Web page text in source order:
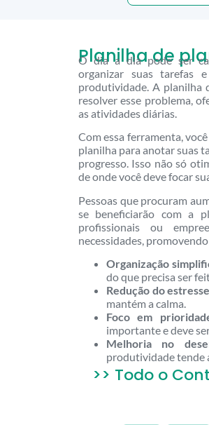
Planilha de
O dia a dia pode ser
organizar suas tarefas
produtividade. A planilha
resolver esse problema,
as atividades diárias.
Com essa ferramenta,
planilha para anotar suas
progresso. Isso não só
de onde você deve focar
Pessoas que procuram
se beneficiarão com a
profissionais ou
necessidades,
Organização
do que precisa ser
Redução do
mantém a calma.
Foco em
importante e deve
Melhoria no
produtividade tende
>> Todo o